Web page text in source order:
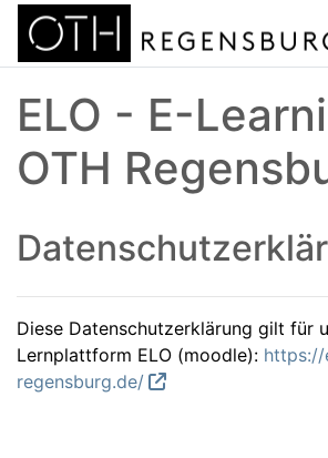
Zum Hauptinhalt
ELO - E-
OTH
Diese Datenschutzerklärung gilt für
Lernplattform ELO (moodle): https://
regensburg.de/